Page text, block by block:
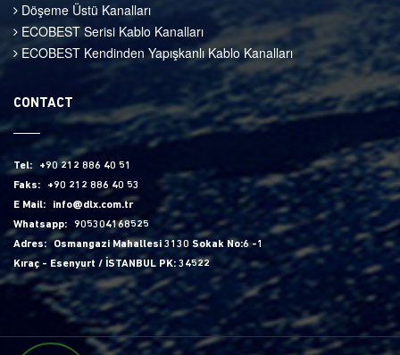
Döşeme Üstü Kanalları
ECOBEST Serisi Kablo Kanalları
ECOBEST Kendinden Yapışkanlı Kablo Kanalları
CONTACT
Tel:
+90 212 886 40 51
Faks:
+90 212 886 40 53
E Mail:
info@dlx.com.tr
Whatsapp:
905304168525
Adres:
Osmangazi Mahallesi 3130 Sokak No:6 -1
Kıraç - Esenyurt / İSTANBUL PK: 34522